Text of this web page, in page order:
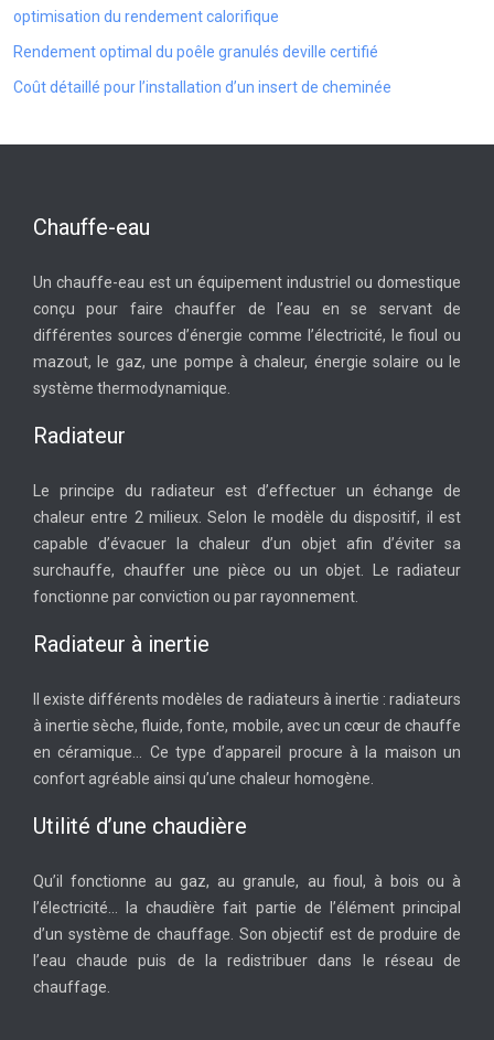
optimisation du rendement calorifique
Rendement optimal du poêle granulés deville certifié
Coût détaillé pour l’installation d’un insert de cheminée
Chauffe-eau
Un chauffe-eau est un équipement industriel ou domestique
conçu pour faire chauffer de l’eau en se servant de
différentes sources d’énergie comme l’électricité, le fioul ou
mazout, le gaz, une pompe à chaleur, énergie solaire ou le
système thermodynamique.
Radiateur
Le principe du radiateur est d’effectuer un échange de
chaleur entre 2 milieux. Selon le modèle du dispositif, il est
capable d’évacuer la chaleur d’un objet afin d’éviter sa
surchauffe, chauffer une pièce ou un objet. Le radiateur
fonctionne par conviction ou par rayonnement.
Radiateur à inertie
Il existe différents modèles de radiateurs à inertie : radiateurs
à inertie sèche, fluide, fonte, mobile, avec un cœur de chauffe
en céramique… Ce type d’appareil procure à la maison un
confort agréable ainsi qu’une chaleur homogène.
Utilité d’une chaudière
Qu’il fonctionne au gaz, au granule, au fioul, à bois ou à
l’électricité… la chaudière fait partie de l’élément principal
d’un système de chauffage. Son objectif est de produire de
l’eau chaude puis de la redistribuer dans le réseau de
chauffage.